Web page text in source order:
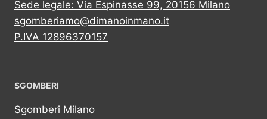
Sede legale: Via Espinasse 99, 20156 Milano
sgomberiamo@dimanoinmano.it
P.IVA 12896370157
SGOMBERI
Sgomberi Milano